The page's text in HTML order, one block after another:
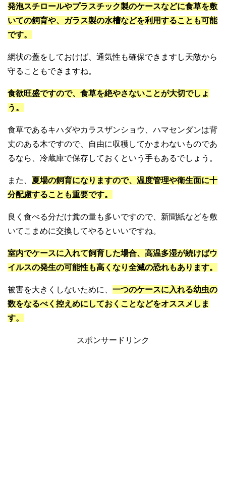
発泡スチロールやプラスチック製のケースなどに食草を敷
いての飼育や、ガラス製の水槽などを利用することも可能
です。
網状の蓋をしておけば、通気性も確保できますし天敵から
守ることもできますね。
食欲旺盛ですので、食草を絶やさないことが大切でしょ
う。
食草であるキハダやカラスザンショウ、ハマセンダンは背
丈のある木ですので、自由に収穫してかまわないものであ
るなら、冷蔵庫で保存しておくという手もあるでしょう。
また、 夏場の飼育になりますので、温度管理や衛生面に十
分配慮することも重要です。
良く食べる分だけ糞の量も多いですので、新聞紙などを敷
いてこまめに交換してやるといいですね。
室内でケースに入れて飼育した場合、高温多湿が続けばウ
イルスの発生の可能性も高くなり全滅の恐れもあります。
被害を大きくしないために、 一つのケースに入れる幼虫の
数をなるべく控えめにしておくことなどをオススメしま
す。
スポンサードリンク